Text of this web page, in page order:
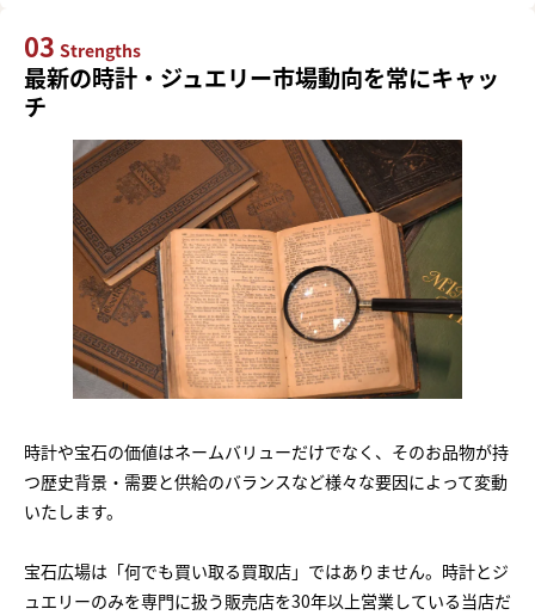
03 Strengths
最新の時計・ジュエリー市場動向を常にキャッ
チ
時計や宝石の価値はネームバリューだけでなく、そのお品物が持
つ歴史背景・需要と供給のバランスなど様々な要因によって変動
いたします。
宝石広場は「何でも買い取る買取店」ではありません。時計とジ
ュエリーのみを専門に扱う販売店を30年以上営業している当店だ